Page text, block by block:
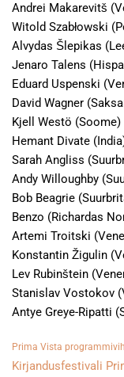
Andrei Makarevitš
Witold Szabłowski
Alvydas Šlepikas
Jenaro Talens
Eduard Uspenski
David Wagner
Kjell Westö (Soome)
Hemant Divate
Sarah Angliss
Andy Willoughby
Bob Beagrie
Benzo (Richardas
Artemi Troitski
Konstantin Žigulin
Lev Rubinštein
Stanislav Vostokov
Antye Greye-Ripatti
Prima Vista
Kirjandusfestivali